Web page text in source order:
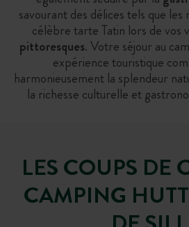
savourant des délices tels que
célèbre tarte Tatin lors de vos
pittoresques. Votre séjour au
expérience touristique
harmonieusement la splendeur
la richesse culturelle et
LES COUPS DE
CAMPING